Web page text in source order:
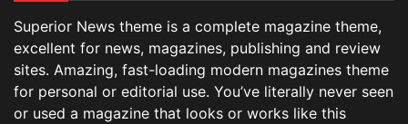
Superior News theme is a complete magazine theme,
excellent for news, magazines, publishing and review
sites. Amazing, fast-loading modern magazines theme
for personal or editorial use. You’ve literally never seen
or used a magazine that looks or works like this